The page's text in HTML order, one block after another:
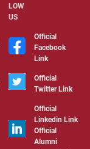
LOW
US
Official
Facebook
Link
Official
Twitter Link
Official
Linkedin Link
Official
Alumni